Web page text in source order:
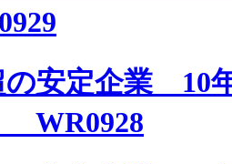
の安定企業
WR0928